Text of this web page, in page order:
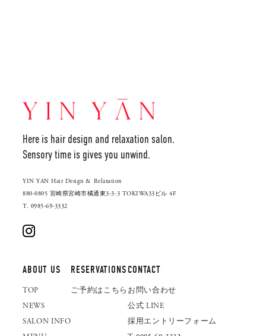
Here is hair design and relaxation salon.
Sensory time is gives you unwind.
YIN YAN Hair Design & Relaxation
880-0805 宮崎県宮崎市橘通東3-3-3 TOKIWA33ビル 4F
T. 0985-69-3332
ABOUT US
TOP
NEWS
SALON INFO
RESERVATIONS
ご予約はこちら
CONTACT
お問い合わせ
公式 LINE
採用エントリーフォーム